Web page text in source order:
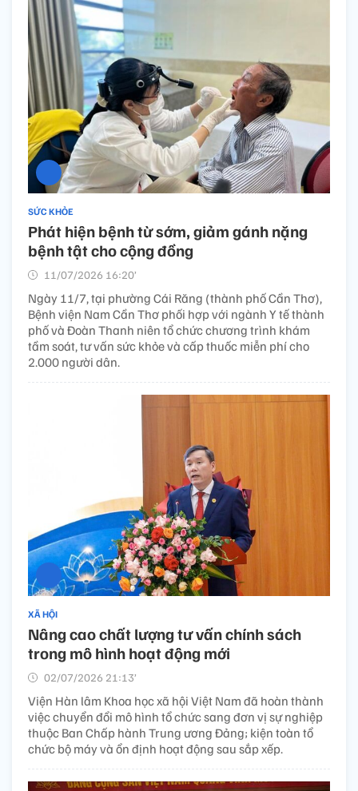
SỨC KHỎE
Phát hiện bệnh từ sớm, giảm gánh nặng
bệnh tật cho cộng đồng
11/07/2026 16:20’
Ngày 11/7, tại phường Cái Răng (thành phố Cần Thơ),
Bệnh viện Nam Cần Thơ phối hợp với ngành Y tế thành
phố và Đoàn Thanh niên tổ chức chương trình khám
tầm soát, tư vấn sức khỏe và cấp thuốc miễn phí cho
2.000 người dân.
XÃ HỘI
Nâng cao chất lượng tư vấn chính sách
trong mô hình hoạt động mới
02/07/2026 21:13’
Viện Hàn lâm Khoa học xã hội Việt Nam đã hoàn thành
việc chuyển đổi mô hình tổ chức sang đơn vị sự nghiệp
thuộc Ban Chấp hành Trung ương Đảng; kiện toàn tổ
chức bộ máy và ổn định hoạt động sau sắp xếp.